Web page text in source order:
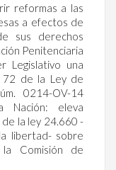
reformas a las
a efectos de
sus derechos
Penitenciaria
Legislativo una
72 de la Ley de
0214-OV-14
Nación: eleva
la ley 24.660 -
libertad- sobre
Comisión de